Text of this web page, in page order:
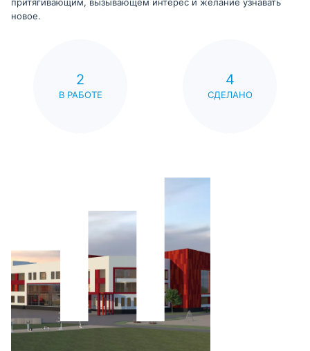
притягивающим, вызывающем интерес и желание узнавать
новое.
2
В РАБОТЕ
4
СДЕЛАНО